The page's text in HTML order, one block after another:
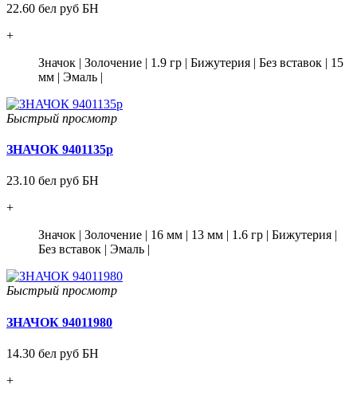
22.60 бел руб БН
+
Значок | Золочение | 1.9 гр | Бижутерия | Без вставок | 15
мм | Эмаль |
Быстрый просмотр
ЗНАЧОК 9401135р
23.10 бел руб БН
+
Значок | Золочение | 16 мм | 13 мм | 1.6 гр | Бижутерия |
Без вставок | Эмаль |
Быстрый просмотр
ЗНАЧОК 94011980
14.30 бел руб БН
+